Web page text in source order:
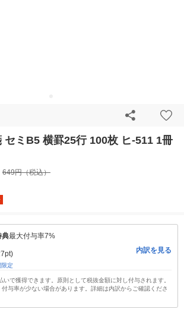
セミB5 横罫25行 100枚 ヒ-511 1冊
649円（税込）
典最大付与率7%
定
内訳を見る
いで獲得できます。原則として税抜金額に対し付与されます。
与率が少ない場合があります。詳細は内訳からご確認くださ